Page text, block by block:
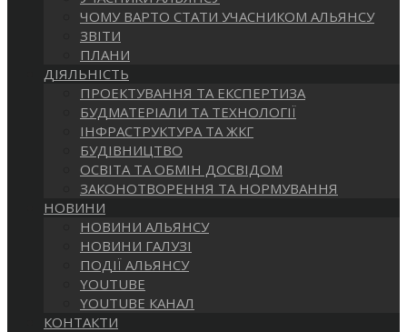
САЙТІ
ЧОМУ ВАРТО СТАТИ УЧАСНИКОМ АЛЬЯНСУ
ЗВІТИ
ПЛАНИ
ДІЯЛЬНІСТЬ
ПРОЕКТУВАННЯ ТА ЕКСПЕРТИЗА
БУДМАТЕРІАЛИ ТА ТЕХНОЛОГІЇ
ІНФРАСТРУКТУРА ТА ЖКГ
БУДІВНИЦТВО
ОСВІТА ТА ОБМІН ДОСВІДОМ
ЗАКОНОТВОРЕННЯ ТА НОРМУВАННЯ
НОВИНИ
НОВИНИ АЛЬЯНСУ
НОВИНИ ГАЛУЗІ
ПОДІЇ АЛЬЯНСУ
YOUTUBE
YOUTUBE КАНАЛ
КОНТАКТИ